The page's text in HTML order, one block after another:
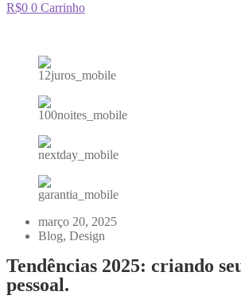
R$0 0 Carrinho
março 20, 2025
Blog, Design
Tendências 2025: criando
pessoal.